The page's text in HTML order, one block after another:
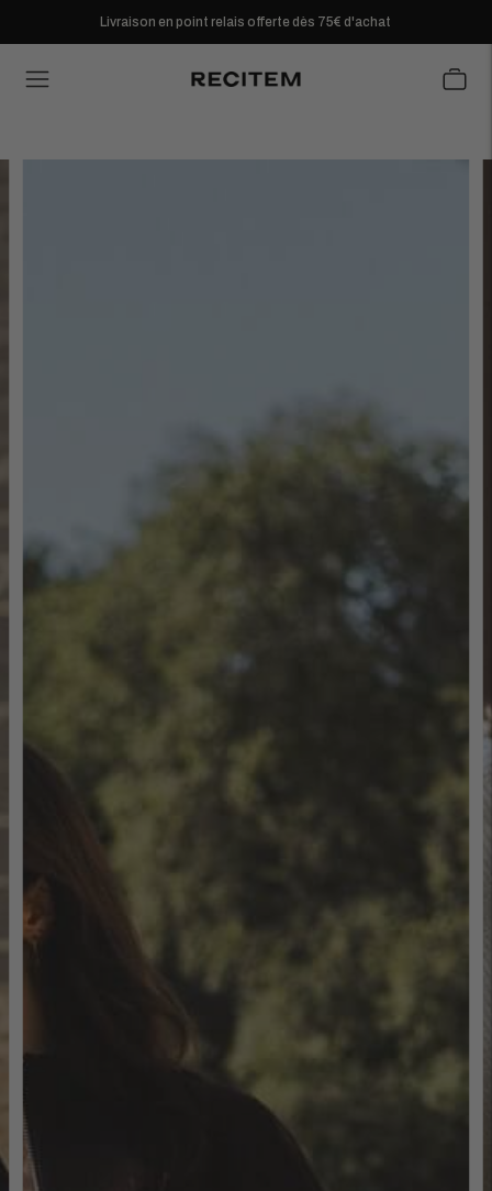
Livraison en point relais offerte dès 75€ d'achat